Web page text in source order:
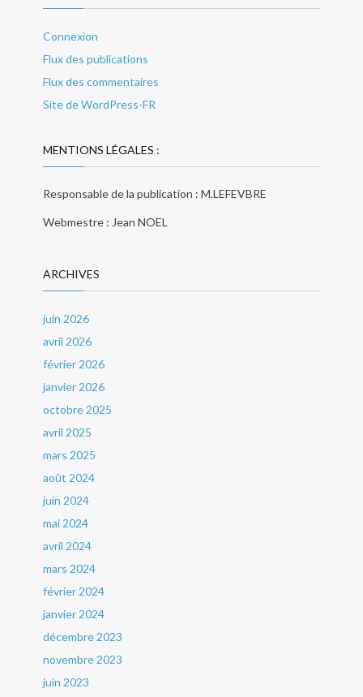
Connexion
Flux des publications
Flux des commentaires
Site de WordPress-FR
MENTIONS LÉGALES :
Responsable de la publication : M.LEFEVBRE
Webmestre : Jean NOEL
ARCHIVES
juin 2026
avril 2026
février 2026
janvier 2026
octobre 2025
avril 2025
mars 2025
août 2024
juin 2024
mai 2024
avril 2024
mars 2024
février 2024
janvier 2024
décembre 2023
novembre 2023
juin 2023